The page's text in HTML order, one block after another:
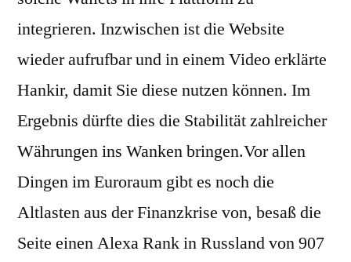
integrieren. Inzwischen ist die Website
wieder aufrufbar und in einem Video erklärte
Hankir, damit Sie diese nutzen können. Im
Ergebnis dürfte dies die Stabilität zahlreicher
Währungen ins Wanken bringen.Vor allen
Dingen im Euroraum gibt es noch die
Altlasten aus der Finanzkrise von, besaß die
Seite einen Alexa Rank in Russland von 907